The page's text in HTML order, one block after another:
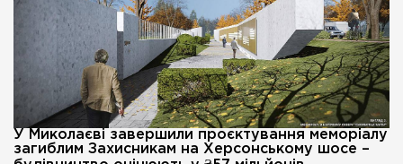
У Миколаєві завершили проєктування меморіалу
загиблим Захисникам на Херсонському шосе –